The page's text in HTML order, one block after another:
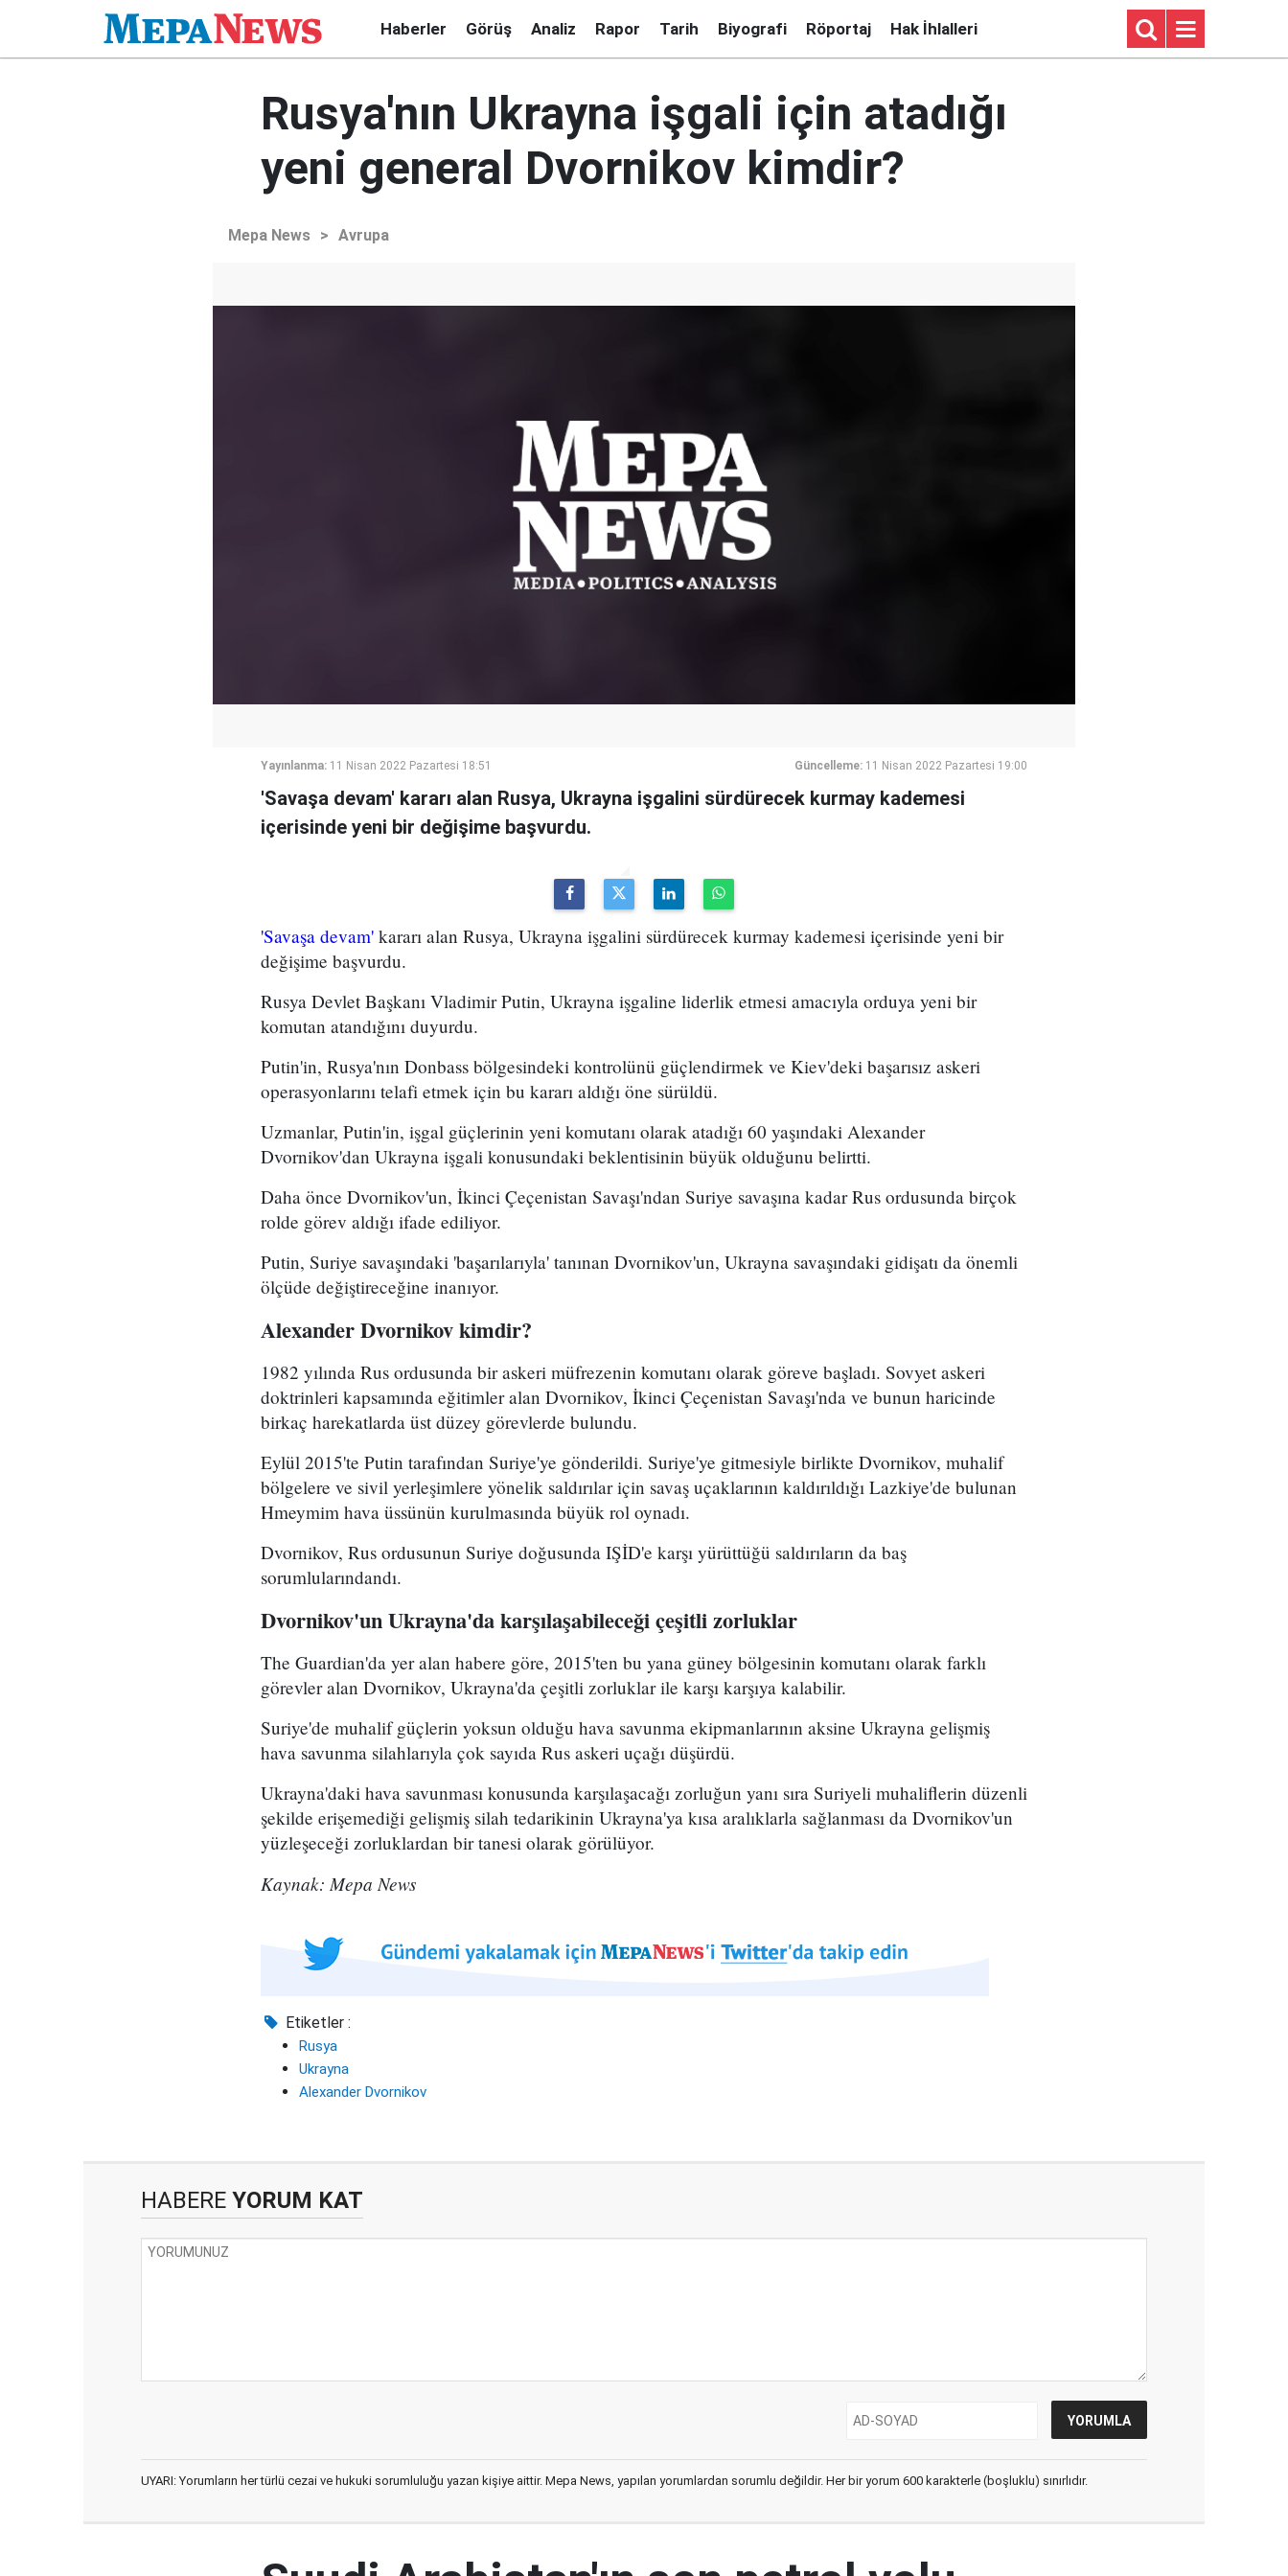
Haberler Görüş Analiz Rapor Tarih Biyografi Röportaj Hak İhlalleri
Rusya'nın Ukrayna işgali için atadığı
yeni general Dvornikov kimdir?
Mepa News > Avrupa
Yayınlanma: 11 Nisan 2022 Pazartesi 18:51 Güncelleme: 11 Nisan 2022 Pazartesi 19:00
'Savaşa devam' kararı alan Rusya, Ukrayna işgalini sürdürecek kurmay kademesi
içerisinde yeni bir değişime başvurdu.
'Savaşa devam' kararı alan Rusya, Ukrayna işgalini sürdürecek kurmay kademesi içerisinde yeni bir
değişime başvurdu.
Rusya Devlet Başkanı Vladimir Putin, Ukrayna işgaline liderlik etmesi amacıyla orduya yeni bir
komutan atandığını duyurdu.
Putin'in, Rusya'nın Donbass bölgesindeki kontrolünü güçlendirmek ve Kiev'deki başarısız askeri
operasyonlarını telafi etmek için bu kararı aldığı öne sürüldü.
Uzmanlar, Putin'in, işgal güçlerinin yeni komutanı olarak atadığı 60 yaşındaki Alexander
Dvornikov'dan Ukrayna işgali konusundaki beklentisinin büyük olduğunu belirtti.
Daha önce Dvornikov'un, İkinci Çeçenistan Savaşı'ndan Suriye savaşına kadar Rus ordusunda birçok
rolde görev aldığı ifade ediliyor.
Putin, Suriye savaşındaki 'başarılarıyla' tanınan Dvornikov'un, Ukrayna savaşındaki gidişatı da önemli
ölçüde değiştireceğine inanıyor.
Alexander Dvornikov kimdir?
1982 yılında Rus ordusunda bir askeri müfrezenin komutanı olarak göreve başladı. Sovyet askeri
doktrinleri kapsamında eğitimler alan Dvornikov, İkinci Çeçenistan Savaşı'nda ve bunun haricinde
birkaç harekatlarda üst düzey görevlerde bulundu.
Eylül 2015'te Putin tarafından Suriye'ye gönderildi. Suriye'ye gitmesiyle birlikte Dvornikov, muhalif
bölgelere ve sivil yerleşimlere yönelik saldırılar için savaş uçaklarının kaldırıldığı Lazkiye'de bulunan
Hmeymim hava üssünün kurulmasında büyük rol oynadı.
Dvornikov, Rus ordusunun Suriye doğusunda IŞİD'e karşı yürüttüğü saldırıların da baş
sorumlularındandı.
Dvornikov'un Ukrayna'da karşılaşabileceği çeşitli zorluklar
The Guardian'da yer alan habere göre, 2015'ten bu yana güney bölgesinin komutanı olarak farklı
görevler alan Dvornikov, Ukrayna'da çeşitli zorluklar ile karşı karşıya kalabilir.
Suriye'de muhalif güçlerin yoksun olduğu hava savunma ekipmanlarının aksine Ukrayna gelişmiş
hava savunma silahlarıyla çok sayıda Rus askeri uçağı düşürdü.
Ukrayna'daki hava savunması konusunda karşılaşacağı zorluğun yanı sıra Suriyeli muhaliflerin düzenli
şekilde erişemediği gelişmiş silah tedarikinin Ukrayna'ya kısa aralıklarla sağlanması da Dvornikov'un
yüzleşeceği zorluklardan bir tanesi olarak görülüyor.
Kaynak: Mepa News
Etiketler :
Rusya
Ukrayna
Alexander Dvornikov
HABERE YORUM KAT
UYARI: Yorumların her türlü cezai ve hukuki sorumluluğu yazan kişiye aittir. Mepa News, yapılan yorumlardan sorumlu değildir. Her bir yorum 600 karakterle (boşluklu) sınırlıdır.